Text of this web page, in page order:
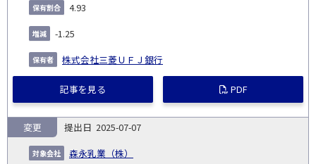
4.93
-1.25
株式会社三菱ＵＦＪ銀行
記事を見る PDF
2025-07-07
森永乳業（株）
変更